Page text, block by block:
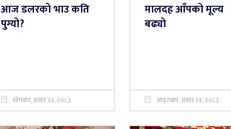
आज डलरको भाउ कति
पुग्यो?
सोमबार, असार २२, २०८३
मालदह आँपको मूल्य
बढ्यो
आइतबार, असार २१, २०८३